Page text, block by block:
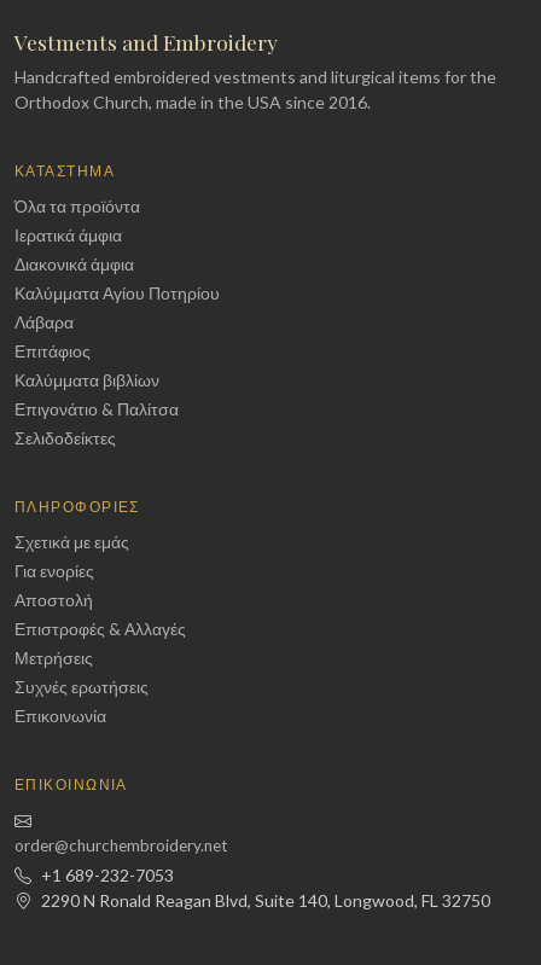
Vestments and Embroidery
Handcrafted embroidered vestments and liturgical items for the
Orthodox Church, made in the USA since 2016.
ΚΑΤΆΣΤΗΜΑ
Όλα τα προϊόντα
Ιερατικά άμφια
Διακονικά άμφια
Καλύμματα Αγίου Ποτηρίου
Λάβαρα
Επιτάφιος
Καλύμματα βιβλίων
Επιγονάτιο & Παλίτσα
Σελιδοδείκτες
ΠΛΗΡΟΦΟΡΊΕΣ
Σχετικά με εμάς
Για ενορίες
Αποστολή
Επιστροφές & Αλλαγές
Μετρήσεις
Συχνές ερωτήσεις
Επικοινωνία
ΕΠΙΚΟΙΝΩΝΊΑ
order@churchembroidery.net
+1 689-232-7053
2290 N Ronald Reagan Blvd, Suite 140, Longwood, FL 32750